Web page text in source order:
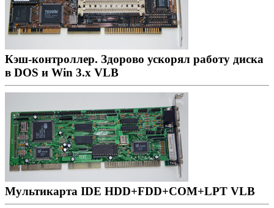
Кэш-контроллер. Здорово ускорял работу диска
в DOS и Win 3.x VLB
Мультикарта IDE HDD+FDD+COM+LPT VLB